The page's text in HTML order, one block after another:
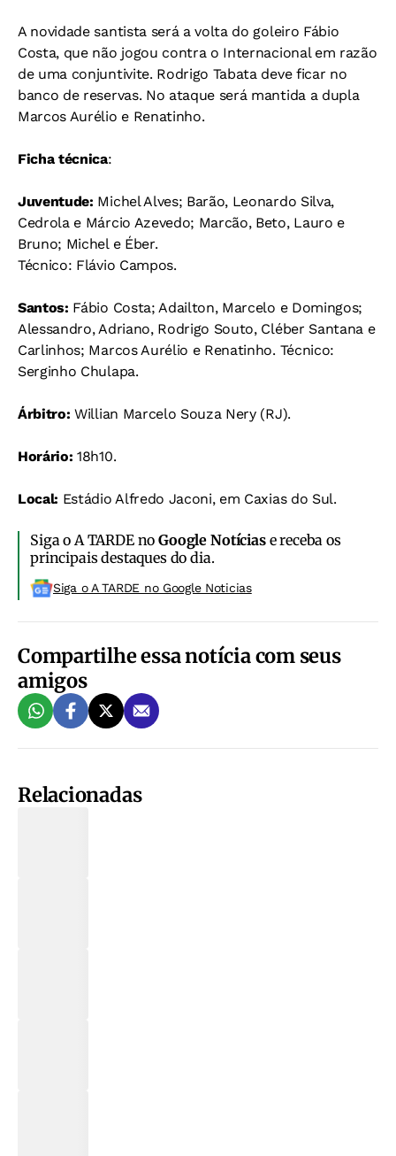
A novidade santista será a volta do goleiro Fábio
Costa, que não jogou contra o Internacional em razão
de uma conjuntivite. Rodrigo Tabata deve ficar no
banco de reservas. No ataque será mantida a dupla
Marcos Aurélio e Renatinho.
Ficha técnica:
Juventude: Michel Alves; Barão, Leonardo Silva,
Cedrola e Márcio Azevedo; Marcão, Beto, Lauro e
Bruno; Michel e Éber.
Técnico: Flávio Campos.
Santos: Fábio Costa; Adailton, Marcelo e Domingos;
Alessandro, Adriano, Rodrigo Souto, Cléber Santana e
Carlinhos; Marcos Aurélio e Renatinho. Técnico:
Serginho Chulapa.
Árbitro: Willian Marcelo Souza Nery (RJ).
Horário: 18h10.
Local: Estádio Alfredo Jaconi, em Caxias do Sul.
Siga o A TARDE noGoogle Notíciase receba os
principais destaques do dia.
Siga o A TARDE no Google Noticias
Compartilhe essa notícia com seus
amigos
Relacionadas